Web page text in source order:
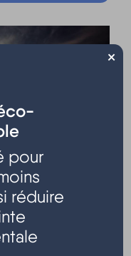
pêche du CNHM
pour
réduire
×